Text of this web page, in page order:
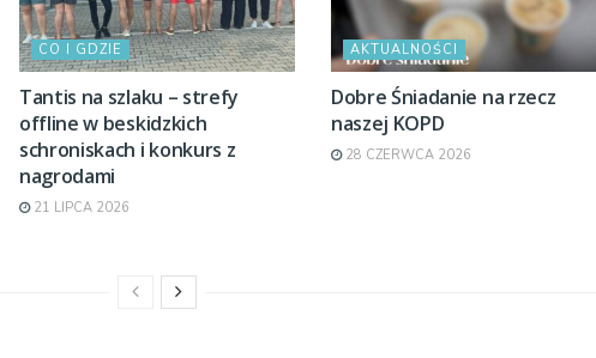
CO I GDZIE
Tantis na szlaku – strefy
offline w beskidzkich
schroniskach i konkurs z
nagrodami
21 LIPCA 2026
AKTUALNOŚCI
Dobre Śniadanie na rzecz
naszej KOPD
28 CZERWCA 2026